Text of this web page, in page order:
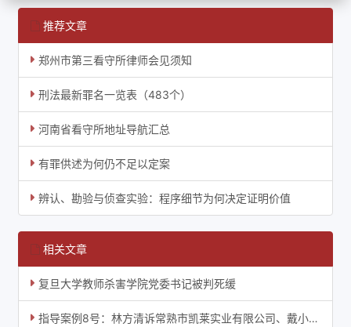
推荐文章
郑州市第三看守所律师会见须知
刑法最新罪名一览表（483个）
河南省看守所地址导航汇总
有罪供述为何仍不足以定案
辨认、勘验与侦查实验：程序细节为何决定证明价值
相关文章
复旦大学教师杀害学院党委书记被判死缓
指导案例8号：林方清诉常熟市凯莱实业有限公司、戴小明公司解散纠纷案